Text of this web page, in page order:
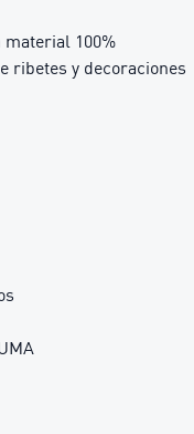
100%
ribetes y decoraciones